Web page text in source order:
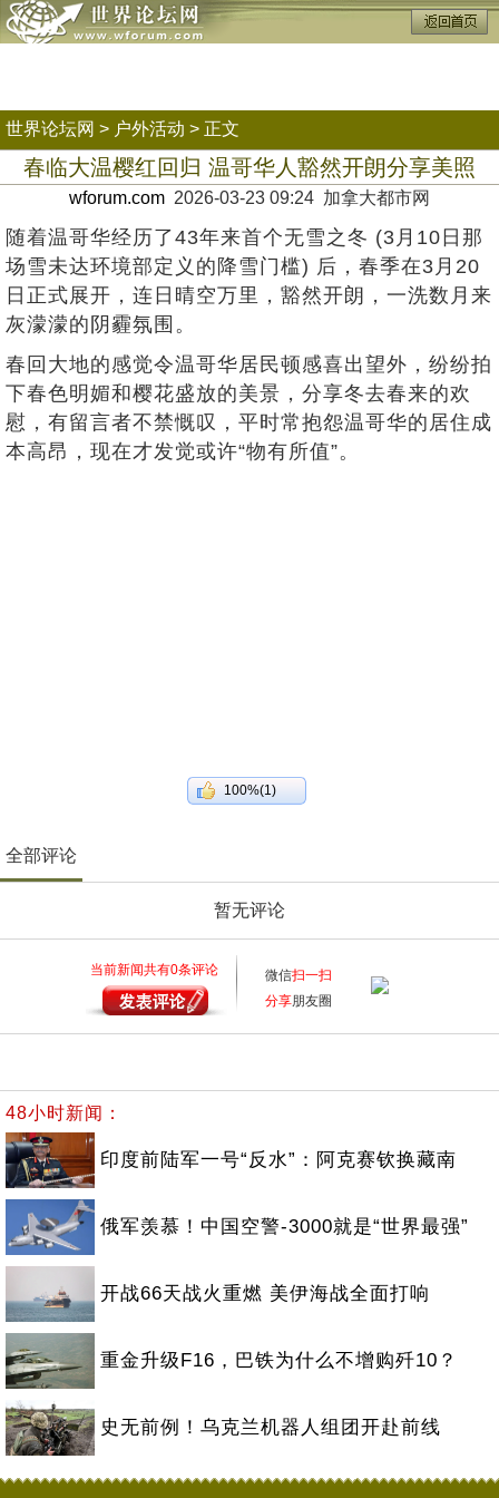
世界论坛网 > 户外活动 > 正文
春临大温樱红回归 温哥华人豁然开朗分享美照
wforum.com 2026-03-23 09:24 加拿大都市网
随着温哥华经历了43年来首个无雪之冬 (3月10日那
场雪未达环境部定义的降雪门槛) 后，春季在3月20
日正式展开，连日晴空万里，豁然开朗，一洗数月来
灰濛濛的阴霾氛围。
春回大地的感觉令温哥华居民顿感喜出望外，纷纷拍
下春色明媚和樱花盛放的美景，分享冬去春来的欢
慰，有留言者不禁慨叹，平时常抱怨温哥华的居住成
本高昂，现在才发觉或许“物有所值”。
100%(1)
全部评论
暂无评论
当前新闻共有0条评论 微信扫一扫
分享朋友圈
48小时新闻：
印度前陆军一号“反水”：阿克赛钦换藏南
俄军羡慕！中国空警-3000就是“世界最强”
开战66天战火重燃 美伊海战全面打响
重金升级F16，巴铁为什么不增购歼10？
史无前例！乌克兰机器人组团开赴前线